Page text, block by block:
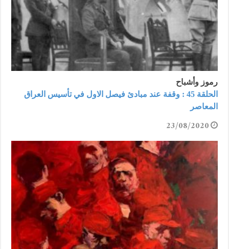
رموز وأشباح
الحلقة 45 : وقفة عند مبادئ فيصل الاول في تأسيس العراق
المعاصر
23/08/2020